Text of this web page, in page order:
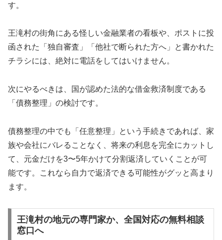
す。
王滝村の街角にある怪しい金融業者の看板や、ポストに投
函された「独自審査」「他社で断られた方へ」と書かれた
チラシには、絶対に電話をしてはいけません。
次にやるべきは、国が認めた法的な借金救済制度である
「債務整理」の検討です。
債務整理の中でも「任意整理」という手続きであれば、家
族や会社にバレることなく、将来の利息を完全にカットし
て、元金だけを3〜5年かけて分割返済していくことが可
能です。これなら自力で返済できる可能性がグッと高まり
ます。
王滝村の地元の専門家か、全国対応の無料相談
窓口へ